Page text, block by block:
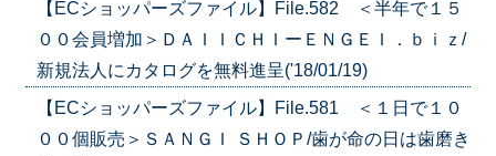
【ECショッパーズファイル】File.582 ＜半年で１５
００会員増加＞ＤＡＩＩＣＨＩーＥＮＧＥＩ．ｂｉｚ/
新規法人にカタログを無料進呈('18/01/19)
【ECショッパーズファイル】File.581 ＜１日で１０
００個販売＞ＳＡＮＧＩ ＳＨＯＰ/歯が命の日は歯磨き